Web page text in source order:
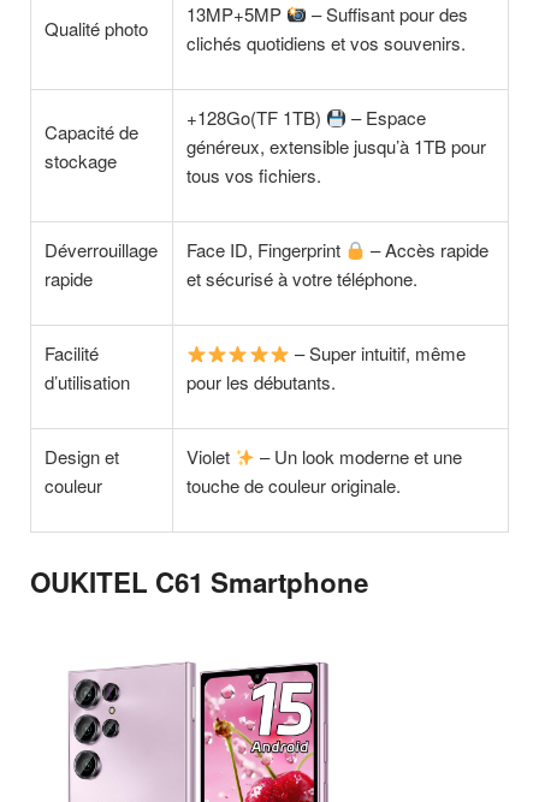
Qualité photo
13MP+5MP
– Suffisant pour des
clichés quotidiens et vos souvenirs.
Capacité de
stockage
+128Go(TF 1TB)
– Espace
généreux, extensible jusqu’à 1TB pour
tous vos fichiers.
Déverrouillage
rapide
Face ID, Fingerprint
– Accès rapide
et sécurisé à votre téléphone.
Facilité
d’utilisation
– Super intuitif, même
pour les débutants.
Design et
couleur
Violet
– Un look moderne et une
touche de couleur originale.
OUKITEL C61 Smartphone